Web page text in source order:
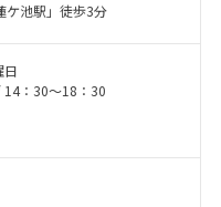
ケ池駅」徒歩3分
日
：30～18：30